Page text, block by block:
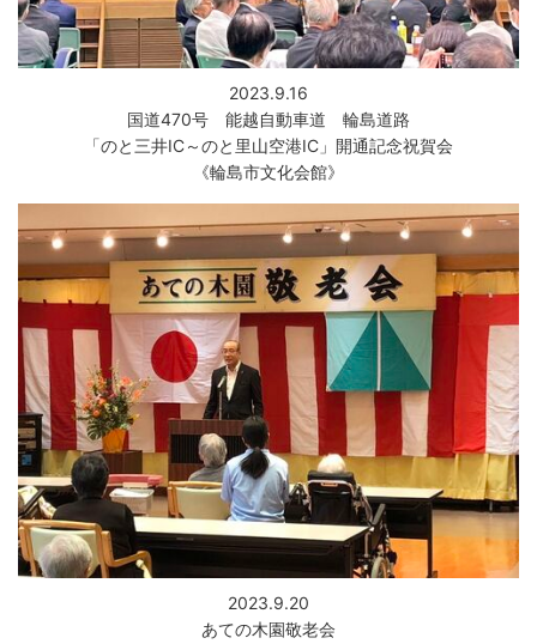
2023.9.16
国道470号 能越自動車道 輪島道路
「のと三井IC～のと里山空港IC」開通記念祝賀会
《輪島市文化会館》
2023.9.20
あての木園敬老会